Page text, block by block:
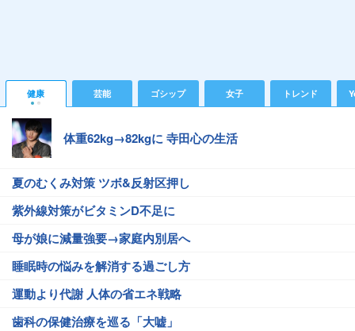
健康 芸能 ゴシップ 女子 トレンド
体重62kg→82kgに 寺田心の生活
夏のむくみ対策 ツボ&反射区押し
紫外線対策がビタミンD不足に
母が娘に減量強要→家庭内別居へ
睡眠時の悩みを解消する過ごし方
運動より代謝 人体の省エネ戦略
歯科の保健治療を巡る「大嘘」